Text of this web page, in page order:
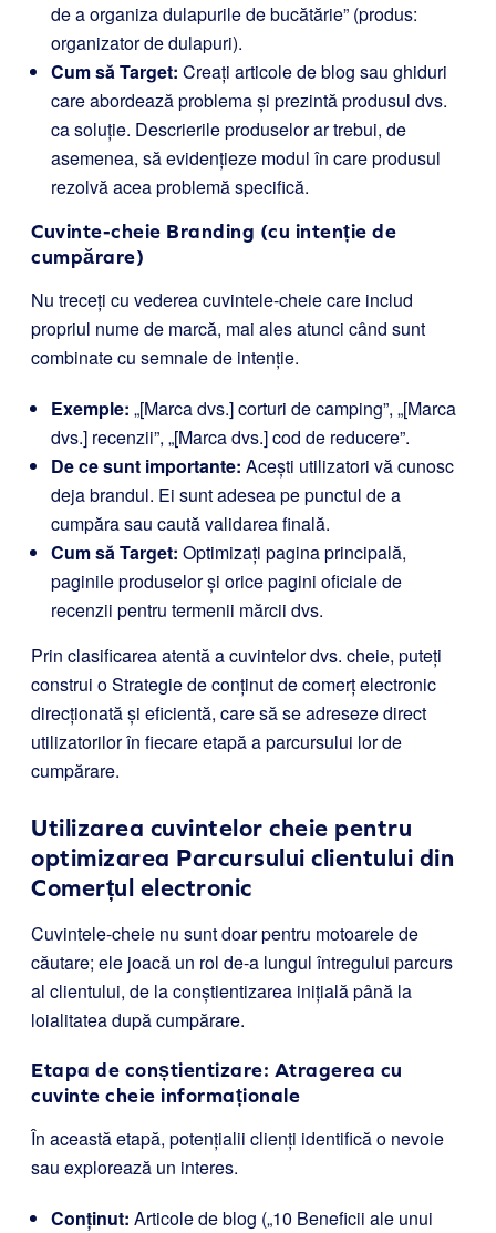
de a organiza dulapurile de bucătărie” (produs:
organizator de dulapuri).
Cum să Target: Creați articole de blog sau ghiduri
care abordează problema și prezintă produsul dvs.
ca soluție. Descrierile produselor ar trebui, de
asemenea, să evidențieze modul în care produsul
rezolvă acea problemă specifică.
Cuvinte-cheie Branding (cu intenție de
cumpărare)
Nu treceți cu vederea cuvintele-cheie care includ
propriul nume de marcă, mai ales atunci când sunt
combinate cu semnale de intenție.
Exemple: „[Marca dvs.] corturi de camping”, „[Marca
dvs.] recenzii”, „[Marca dvs.] cod de reducere”.
De ce sunt importante: Acești utilizatori vă cunosc
deja brandul. Ei sunt adesea pe punctul de a
cumpăra sau caută validarea finală.
Cum să Target: Optimizați pagina principală,
paginile produselor și orice pagini oficiale de
recenzii pentru termenii mărcii dvs.
Prin clasificarea atentă a cuvintelor dvs. cheie, puteți
construi o Strategie de conținut de comerț electronic
direcționată și eficientă, care să se adreseze direct
utilizatorilor în fiecare etapă a parcursului lor de
cumpărare.
Utilizarea cuvintelor cheie pentru
optimizarea Parcursului clientului din
Comerțul electronic
Cuvintele-cheie nu sunt doar pentru motoarele de
căutare; ele joacă un rol de-a lungul întregului parcurs
al clientului, de la conștientizarea inițială până la
loialitatea după cumpărare.
Etapa de conștientizare: Atragerea cu
cuvinte cheie informaționale
În această etapă, potențialii clienți identifică o nevoie
sau explorează un interes.
Conținut: Articole de blog („10 Beneficii ale unui